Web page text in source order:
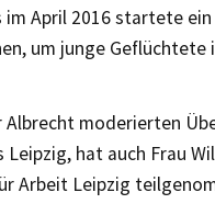
April 2016 startete
um junge Geflüchtete
moderierten
Leipzig, hat auch Frau
Arbeit Leipzig